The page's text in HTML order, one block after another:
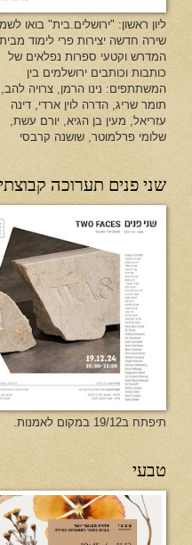
ליון ראשון: "ירושלים.בית" בואו
שירה חדשה יצירות פרי לימוד מבית
המדרש וקטעי ספרות נפלאים של
כותבות וכותבים ירושלמים בין
המשתתפים: נינו הרמן, צרויה להב,
תומר שריג, הדרה לוין ארדי, דינה
עזריאל, מעין בן הגיא, יורם עשת,
שלומי פרלמוטר, שושנה קרבסי
שני פנים תערוכה
תיפתח ב19/12 במקום לאמנות.
טבעי